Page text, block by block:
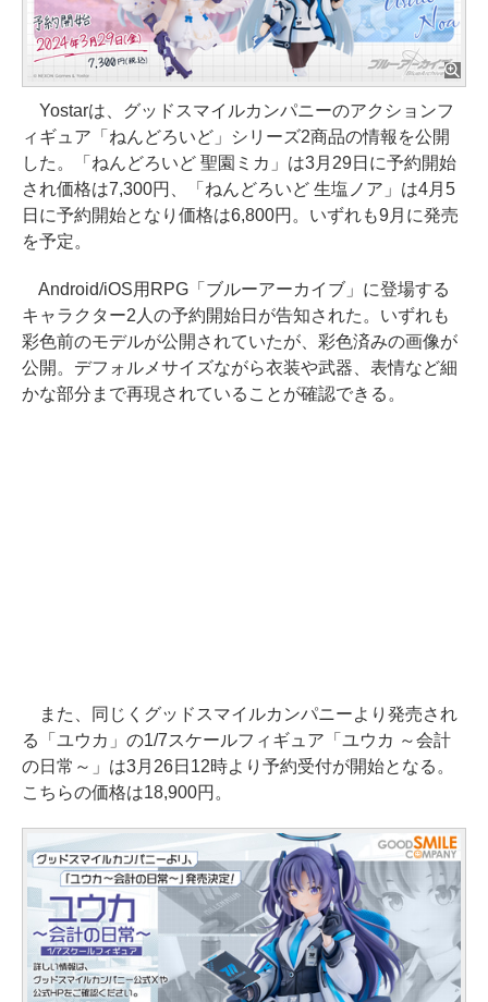
Yostarは、グッドスマイルカンパニーのアクションフ
ィギュア「ねんどろいど」シリーズ2商品の情報を公開
した。「ねんどろいど 聖園ミカ」は3月29日に予約開始
され価格は7,300円、「ねんどろいど 生塩ノア」は4月5
日に予約開始となり価格は6,800円。いずれも9月に発売
を予定。
Android/iOS用RPG「ブルーアーカイブ」に登場する
キャラクター2人の予約開始日が告知された。いずれも
彩色前のモデルが公開されていたが、彩色済みの画像が
公開。デフォルメサイズながら衣装や武器、表情など細
かな部分まで再現されていることが確認できる。
また、同じくグッドスマイルカンパニーより発売され
る「ユウカ」の1/7スケールフィギュア「ユウカ ～会計
の日常～」は3月26日12時より予約受付が開始となる。
こちらの価格は18,900円。